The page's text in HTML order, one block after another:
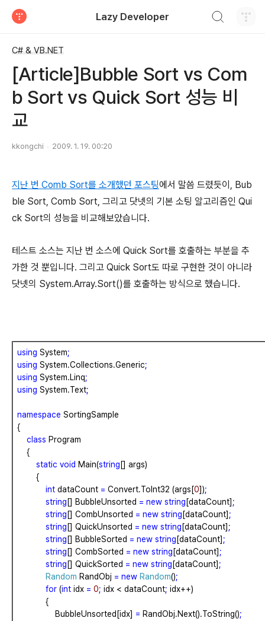
Lazy Developer
C# & VB.NET
[Article]Bubble Sort vs Com
b Sort vs Quick Sort 성능 비
교
kkongchi 2009. 1. 19. 00:20
지난 번 Comb Sort를 소개했던 포스팅에서 말씀 드렸듯이, Bub
ble Sort, Comb Sort, 그리고 닷넷의 기본 소팅 알고리즘인 Qui
ck Sort의 성능을 비교해보았습니다.
테스트 소스는 지난 번 소스에 Quick Sort를 호출하는 부분을 추
가한 것 뿐입니다. 그리고 Quick Sort도 따로 구현한 것이 아니라
닷넷의 System.Array.Sort()를 호출하는 방식으로 했습니다.
using System;
using System.Collections.Generic;
using System.Linq;
using System.Text;
namespace SortingSample
{
class Program
{
static void Main(string [] args)
{
int dataCount = Convert.ToInt32 (args[0]);
string [] BubbleUnsorted = new string [dataCount] ;
string [] CombUnsorted = new string [dataCount] ;
string [] QuickUnsorted = new string [dataCount] ;
string [] BubbleSorted = new string [dataCount] ;
string [] CombSorted = new string [dataCount] ;
string [] QuickSorted = new string [dataCount] ;
Random RandObj = new Random();
for (int idx = 0; idx < dataCount; idx++)
{
BubbleUnsorted[idx] = RandObj.Next().ToString();